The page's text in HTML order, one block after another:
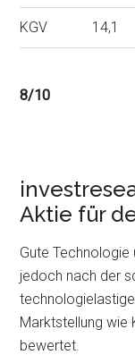
KGV 14,1
8/10
Aktie für
Gute Technologie
jedoch nach der
Marktstellung wie
bewertet.